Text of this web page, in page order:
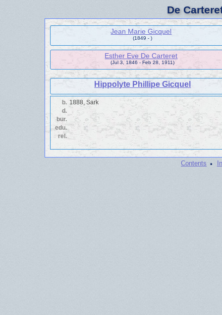
De
Jean Marie Gicquel
(1849 - )
Esther Eve De Carteret
(Jul 3, 1846 - Feb 28, 1911)
Hippolyte Phillipe Gicquel
b. 1888, Sark
d.
bur.
edu.
rel.
Contents ·